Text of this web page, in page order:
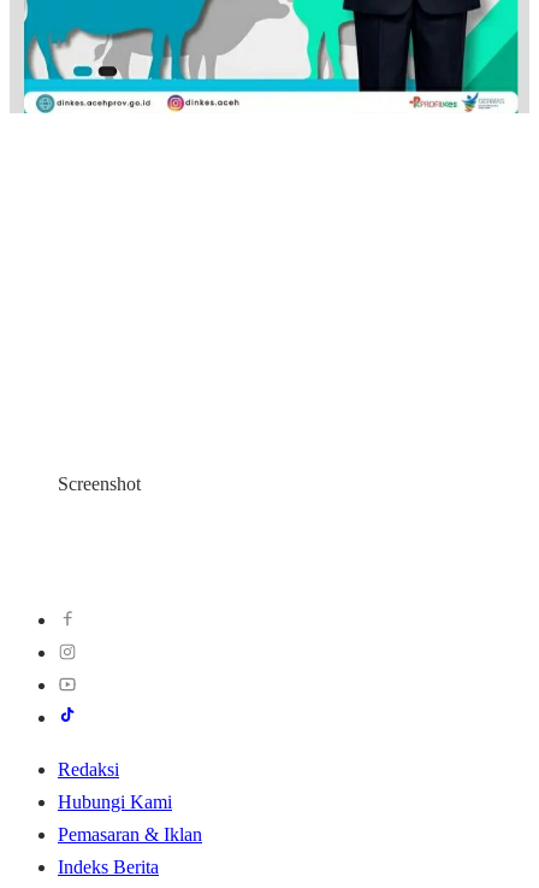
Screenshot
Redaksi
Hubungi Kami
Pemasaran & Iklan
Indeks Berita